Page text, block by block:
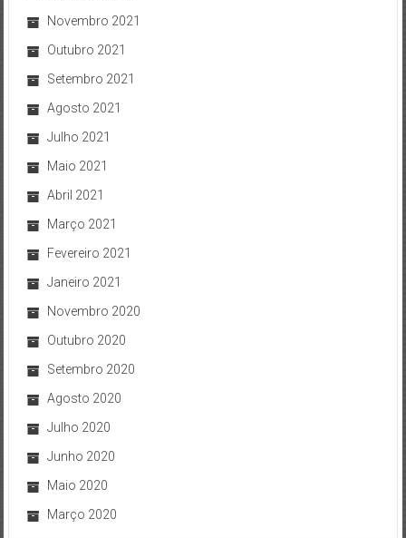
Novembro 2021
Outubro 2021
Setembro 2021
Agosto 2021
Julho 2021
Maio 2021
Abril 2021
Março 2021
Fevereiro 2021
Janeiro 2021
Novembro 2020
Outubro 2020
Setembro 2020
Agosto 2020
Julho 2020
Junho 2020
Maio 2020
Março 2020